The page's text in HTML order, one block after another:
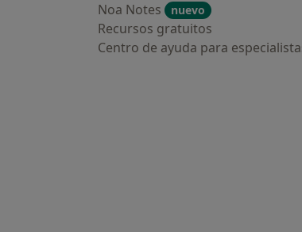
Noa Notes
nuevo
Recursos gratuitos
Centro de ayuda para